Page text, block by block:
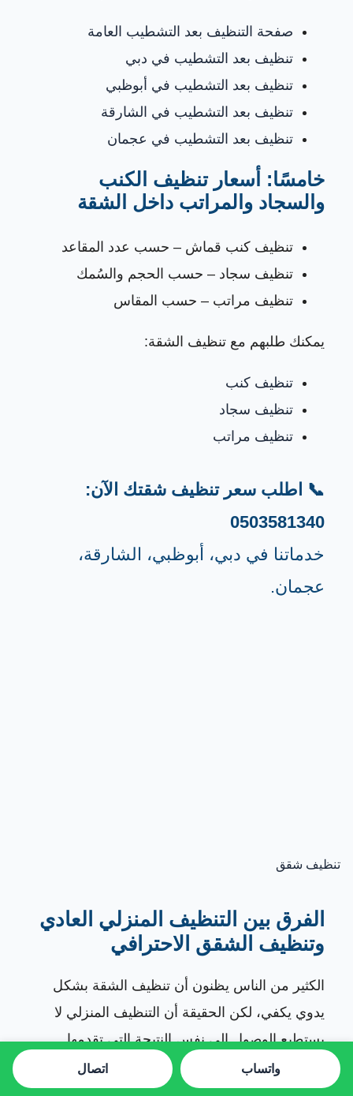
صفحة التنظيف بعد التشطيب العامة
تنظيف بعد التشطيب في دبي
تنظيف بعد التشطيب في أبوظبي
تنظيف بعد التشطيب في الشارقة
تنظيف بعد التشطيب في عجمان
خامسًا: أسعار تنظيف الكنب
والسجاد والمراتب داخل الشقة
تنظيف كنب قماش – حسب عدد المقاعد
تنظيف سجاد – حسب الحجم والسُمك
تنظيف مراتب – حسب المقاس
يمكنك طلبهم مع تنظيف الشقة:
تنظيف كنب
تنظيف سجاد
تنظيف مراتب
📞 اطلب سعر تنظيف شقتك الآن:
0503581340
خدماتنا في دبي، أبوظبي، الشارقة،
عجمان.
تنظيف شقق
الفرق بين التنظيف المنزلي العادي
وتنظيف الشقق الاحترافي
الكثير من الناس يظنون أن تنظيف الشقة بشكل
يدوي يكفي، لكن الحقيقة أن التنظيف المنزلي لا
يستطيع الوصول إلى نفس النتيجة التي تقدمها
الشركات المتخصصة.
واتساب اتصال